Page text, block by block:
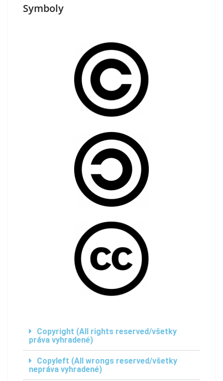
Symboly
Copyright (All rights reserved/všetky
práva vyhradené)
Copyleft (All wrongs reserved/všetky
nepráva vyhradené)